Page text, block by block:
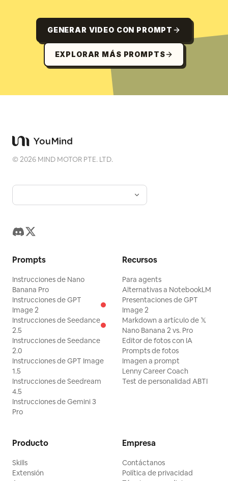
GENERAR VIDEO CON PROMPT
EXPLORAR MÁS PROMPTS
©2026 MIND MOTOR PTE. LTD.
Prompts
Instrucciones de Nano
Banana Pro
Instrucciones de GPT
Image 2
Instrucciones de Seedance
2.5
Instrucciones de Seedance
2.0
Instrucciones de GPT Image
1.5
Instrucciones de Seedream
4.5
Instrucciones de Gemini 3
Pro
Recursos
Para agents
Alternativas a NotebookLM
Presentaciones de GPT
Image 2
Markdown a artículo de 𝕏
Nano Banana 2 vs. Pro
Editor de fotos con IA
Prompts de fotos
Imagen a prompt
Lenny Career Coach
Test de personalidad ABTI
Producto
Skills
Extensión
Empresa
Contáctanos
Política de privacidad